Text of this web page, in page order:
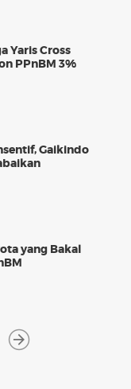
Yaris Cross
PPnBM 3%
Gaikindo
yang Bakal